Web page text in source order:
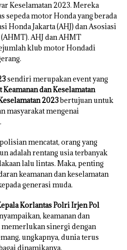
Keselamatan 2023. Mereka
sepeda motor Honda yang berada
Honda Jakarta (AHJ) dan Asosiasi
AHJ dan AHMT
klub motor Hondadi
sendiri merupakan event yang
dan Keselamatan
2023bertujuan untuk
masyarakat mengenai
mencatat, orang yang
adalah rentang usia terbanyak
lalu lintas. Maka, penting
keamanan dan keselamatan
generasi muda.
Korlantas Polri Irjen Pol
keamanan dan
memerlukan sinergi dengan
ungkapnya, dunia terus
dinamikanya.